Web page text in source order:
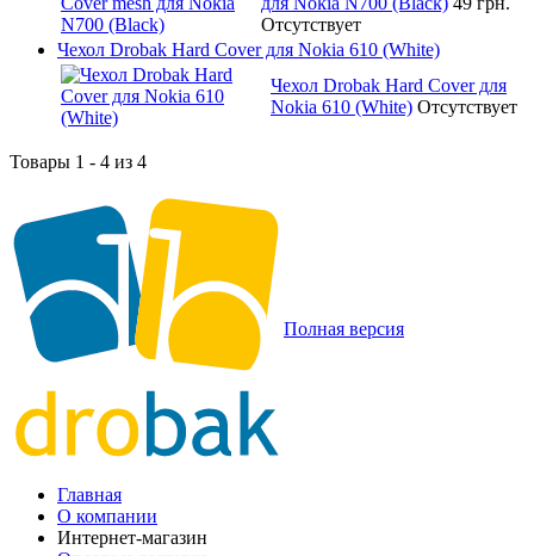
Отсутствует
Чехол Drobak Hard Cover для Nokia 610 (White)
Чехол Drobak Hard Cover для
Nokia 610 (White) Отсутствует
Товары 1 - 4 из 4
Полная версия
Главная
О компании
Интернет-магазин